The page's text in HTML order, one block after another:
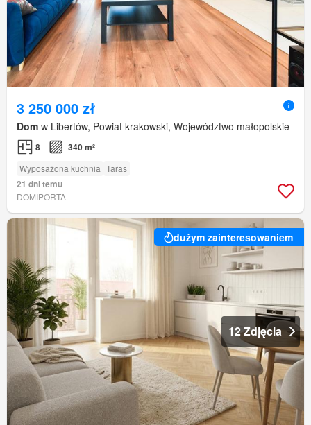
3 250 000 zł
Dom w Libertów, Powiat krakowski, Województwo małopolskie
8 340 m²
Wyposażona kuchnia Taras
21 dni temu
DOMIPORTA
dużym zainteresowaniem
12 Zdjęcia